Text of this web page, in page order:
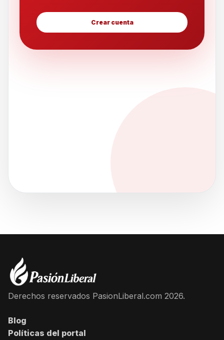
Crear cuenta
Derechos reservados PasionLiberal.com 2026.
Blog
Políticas del portal